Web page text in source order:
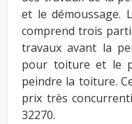
et le démoussage.
comprend trois
travaux avant la
pour toiture et le
peindre la toiture.
prix très
32270.